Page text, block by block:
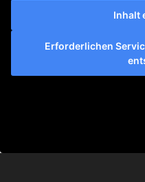
Inhalt
Erforderlichen